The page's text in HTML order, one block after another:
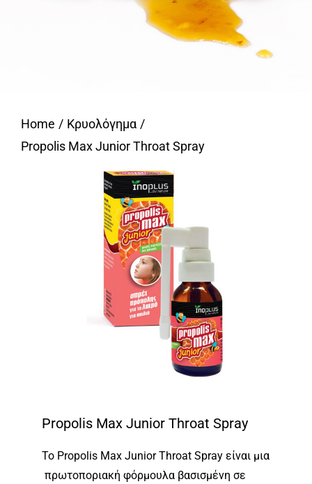
Home
Κρυολόγημα
Propolis Max Junior Throat Spray
Propolis Max Junior Throat Spray
Το Propolis Max Junior Throat Spray είναι μια
πρωτοποριακή φόρμουλα βασισμένη σε